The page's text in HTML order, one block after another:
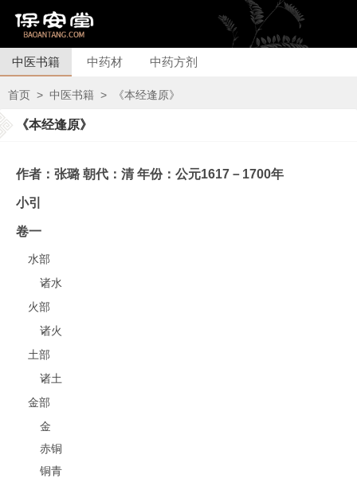
中医书籍 中药材 中药方剂
首页 > 中医书籍 > 《本经逢原》
《本经逢原》
作者：张璐 朝代：清 年份：公元1617－1700年
小引
卷一
水部
诸水
火部
诸火
土部
诸土
金部
金
赤铜
铜青